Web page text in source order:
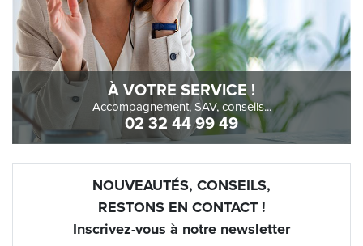
À VOTRE SERVICE !
Accompagnement, SAV, conseils...
02 32 44 99 49
NOUVEAUTÉS, CONSEILS,
RESTONS EN CONTACT !
Inscrivez-vous à notre newsletter